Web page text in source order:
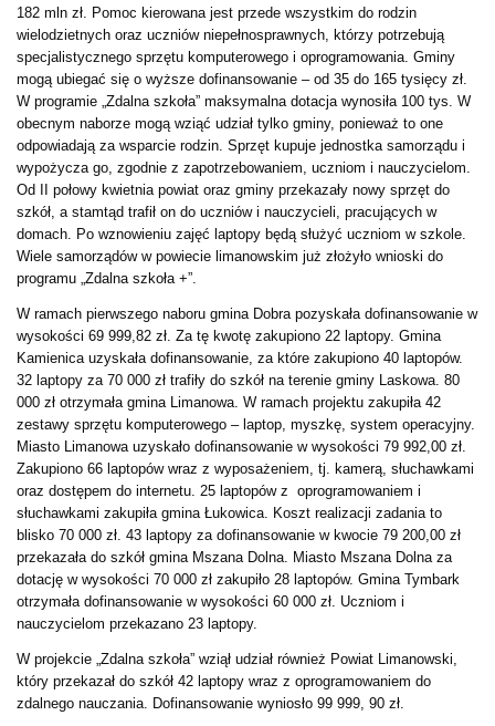
182 mln zł. Pomoc kierowana jest przede wszystkim do rodzin
wielodzietnych oraz uczniów niepełnosprawnych, którzy potrzebują
specjalistycznego sprzętu komputerowego i oprogramowania. Gminy
mogą ubiegać się o wyższe dofinansowanie – od 35 do 165 tysięcy zł.
W programie „Zdalna szkoła” maksymalna dotacja wynosiła 100 tys. W
obecnym naborze mogą wziąć udział tylko gminy, ponieważ to one
odpowiadają za wsparcie rodzin. Sprzęt kupuje jednostka samorządu i
wypożycza go, zgodnie z zapotrzebowaniem, uczniom i nauczycielom.
Od II połowy kwietnia powiat oraz gminy przekazały nowy sprzęt do
szkół, a stamtąd trafił on do uczniów i nauczycieli, pracujących w
domach. Po wznowieniu zajęć laptopy będą służyć uczniom w szkole.
Wiele samorządów w powiecie limanowskim już złożyło wnioski do
programu „Zdalna szkoła +”.
W ramach pierwszego naboru gmina Dobra pozyskała dofinansowanie w
wysokości 69 999,82 zł. Za tę kwotę zakupiono 22 laptopy. Gmina
Kamienica uzyskała dofinansowanie, za które zakupiono 40 laptopów.
32 laptopy za 70 000 zł trafiły do szkół na terenie gminy Laskowa. 80
000 zł otrzymała gmina Limanowa. W ramach projektu zakupiła 42
zestawy sprzętu komputerowego – laptop, myszkę, system operacyjny.
Miasto Limanowa uzyskało dofinansowanie w wysokości 79 992,00 zł.
Zakupiono 66 laptopów wraz z wyposażeniem, tj. kamerą, słuchawkami
oraz dostępem do internetu. 25 laptopów z oprogramowaniem i
słuchawkami zakupiła gmina Łukowica. Koszt realizacji zadania to
blisko 70 000 zł. 43 laptopy za dofinansowanie w kwocie 79 200,00 zł
przekazała do szkół gmina Mszana Dolna. Miasto Mszana Dolna za
dotację w wysokości 70 000 zł zakupiło 28 laptopów. Gmina Tymbark
otrzymała dofinansowanie w wysokości 60 000 zł. Uczniom i
nauczycielom przekazano 23 laptopy.
W projekcie „Zdalna szkoła” wziął udział również Powiat Limanowski,
który przekazał do szkół 42 laptopy wraz z oprogramowaniem do
zdalnego nauczania. Dofinansowanie wyniosło 99 999, 90 zł.